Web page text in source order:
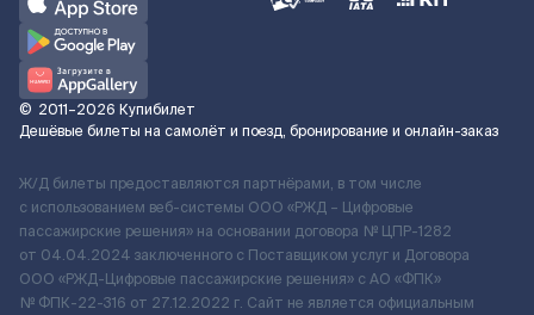
© 2011–2026 Купибилет
Дешёвые билеты на самолёт и поезд, бронирование и онлайн-заказ
Ж/Д билеты предоставляются партнёрами, в том числе
с использованием веб-системы ООО «РЖД – Цифровые
пассажирские решения» на основании договора № ЦПР-1282
от 04.04.2024 заключенного с Поставщиком услуг и Договора
ООО «РЖД-Цифровые пассажирские решения» c АО «ФПК»
№ ФПК-22-316 от 27.12.2022 г. Сайт не является официальным